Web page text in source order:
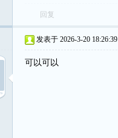
回复
发表于 2026-3-20 18:26:39
可以可以